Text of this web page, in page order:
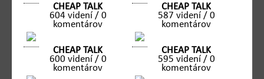
CHEAP TALK
604 videní / 0
komentárov
CHEAP TALK
587 videní / 0
komentárov
CHEAP TALK
600 videní / 0
komentárov
CHEAP TALK
595 videní / 0
komentárov